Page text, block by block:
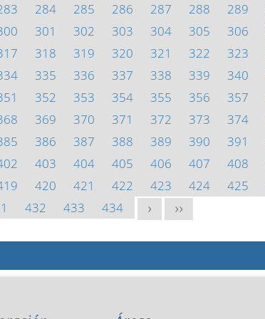
284 285 286 287 288 289
301 302 303 304 305 306
318 319 320 321 322 323
335 336 337 338 339 340
352 353 354 355 356 357
369 370 371 372 373 374
386 387 388 389 390 391
403 404 405 406 407 408
420 421 422 423 424 425
432 433 434 > >>